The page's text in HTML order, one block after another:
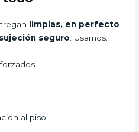
limpias, en perfecto
seguro . Usamos:
al piso